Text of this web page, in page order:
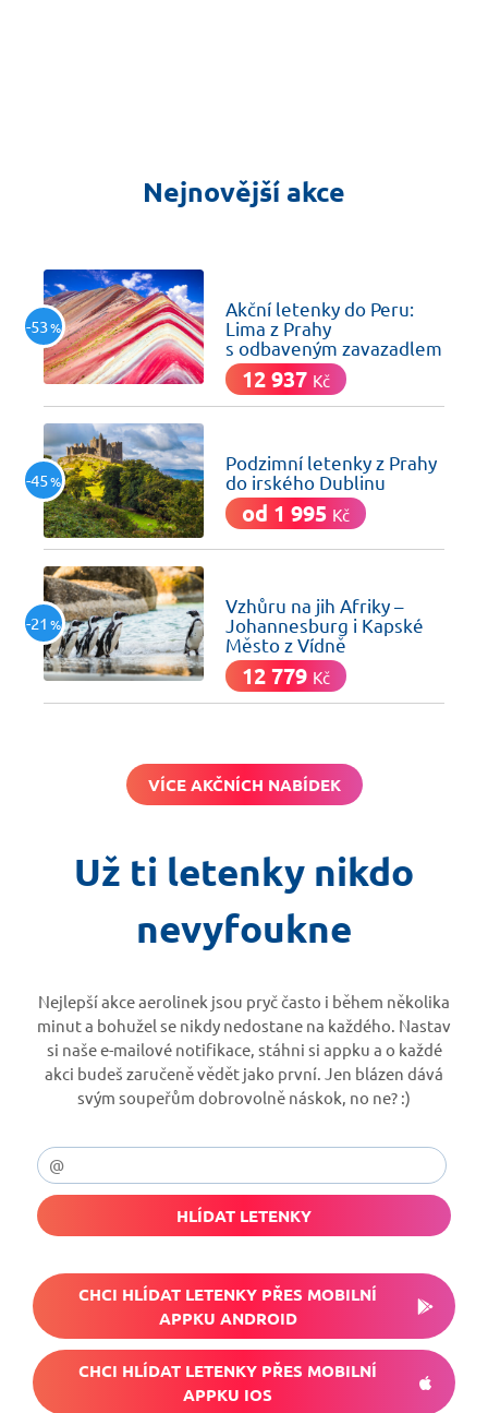
Nejnovější akce
-53%
Akční letenky do Peru:
Lima z Prahy
s odbaveným zavazadlem
12 937 Kč
-45%
Podzimní letenky z Prahy
do irského Dublinu
od 1 995 Kč
-21 %
Vzhůru na jih Afriky –
Johannesburg i Kapské
Město z Vídně
12 779 Kč
VÍCE AKČNÍCH NABÍDEK
Už ti letenky nikdo
nevyfoukne
Nejlepší akce aerolinek jsou pryč často i během několika
minut a bohužel se nikdy nedostane na každého. Nastav
si naše e-mailové notifikace, stáhni si appku a o každé
akci budeš zaručeně vědět jako první. Jen blázen dává
svým soupeřům dobrovolně náskok, no ne? :)
HLÍDAT LETENKY
CHCI HLÍDAT LETENKY PŘES MOBILNÍ
APPKU ANDROID
CHCI HLÍDAT LETENKY PŘES MOBILNÍ
APPKU IOS